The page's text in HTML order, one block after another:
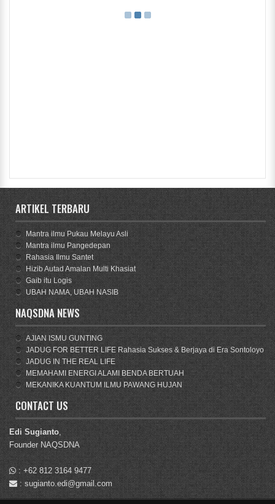
ARTIKEL TERBARU
Mantra ilmu Pukau Melayu Asli
Mantra ilmu Pangedepan
Rahasia Ilmu Santet
Hizib Autad Amalan Multi Khasiat
Gaib itu Logis
UBAH NAMA, UBAH NASIB
NAQSDNA NEWS
AJIAN ISMU GUNTING
JADUG FOR BETTER LIFE Rahasia Sukses & Berjaya di Era Sontoloyo
JADUG IN THE REAL LIFE
MEMAHAMI ENERGI ALAMI BENDA BERTUAH
MEKANIKA KUANTUM ILMU PAWANG HUJAN
CONTACT US
Edi Sugianto,
Founder NAQSDNA
: +62 812 3164 9477
: sugianto.edi@gmail.com